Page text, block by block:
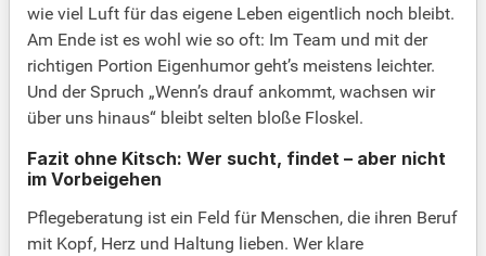
wie viel Luft für das eigene Leben eigentlich noch bleibt.
Am Ende ist es wohl wie so oft: Im Team und mit der
richtigen Portion Eigenhumor geht’s meistens leichter.
Und der Spruch „Wenn’s drauf ankommt, wachsen wir
über uns hinaus“ bleibt selten bloße Floskel.
Fazit ohne Kitsch: Wer sucht, findet – aber nicht
im Vorbeigehen
Pflegeberatung ist ein Feld für Menschen, die ihren Beruf
mit Kopf, Herz und Haltung lieben. Wer klare